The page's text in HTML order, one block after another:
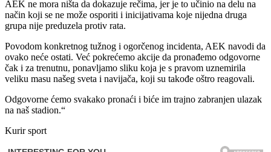
AEK ne mora ništa da dokazuje rečima, jer je to učinio na delu na
način koji se ne može osporiti i inicijativama koje nijedna druga
grupa nije preduzela protiv rata.
Povodom konkretnog tužnog i ogorčenog incidenta, AEK navodi da
ovako neće ostati. Već pokrećemo akcije da pronađemo odgovorne
čak i za trenutnu, ponavljamo sliku koja je s pravom uznemirila
veliku masu našeg sveta i navijača, koji su takođe oštro reagovali.
Odgovorne ćemo svakako pronaći i biće im trajno zabranjen ulazak
na naš stadion.“
Kurir sport